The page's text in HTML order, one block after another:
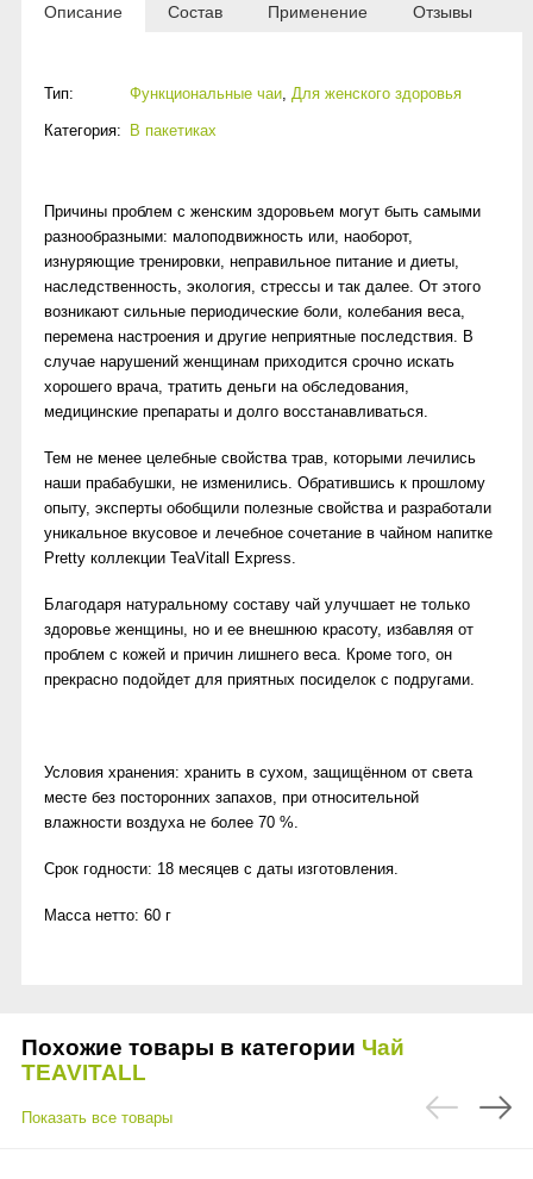
Описание Состав Применение Отзывы
Тип: Функциональные чаи Для женского здоровья
Категория: В пакетиках
Причины проблем с женским здоровьем могут быть самыми
разнообразными: малоподвижность или, наоборот,
изнуряющие тренировки, неправильное питание и диеты,
наследственность, экология, стрессы и так далее. От этого
возникают сильные периодические боли, колебания веса,
перемена настроения и другие неприятные последствия. В
случае нарушений женщинам приходится срочно искать
хорошего врача, тратить деньги на обследования,
медицинские препараты и долго восстанавливаться.
Тем не менее целебные свойства трав, которыми лечились
наши прабабушки, не изменились. Обратившись к прошлому
опыту, эксперты обобщили полезные свойства и разработали
уникальное вкусовое и лечебное сочетание в чайном напитке
Pretty коллекции TeaVitall Express.
Благодаря натуральному составу чай улучшает не только
здоровье женщины, но и ее внешнюю красоту, избавляя от
проблем с кожей и причин лишнего веса. Кроме того, он
прекрасно подойдет для приятных посиделок с подругами.
Условия хранения: хранить в сухом, защищённом от света
месте без посторонних запахов, при относительной
влажности воздуха не более 70 %.
Срок годности: 18 месяцев с даты изготовления.
Масса нетто: 60 г
Похожие товары в категории Чай
TEAVITALL
Показать все товары